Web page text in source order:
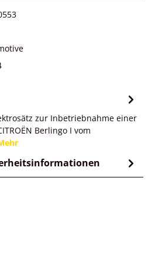
zur Inbetriebnahme einer
Berlingo I vom